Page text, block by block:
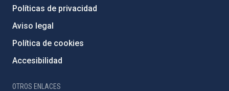
Políticas de privacidad
Aviso legal
Política de cookies
Accesibilidad
OTROS ENLACES